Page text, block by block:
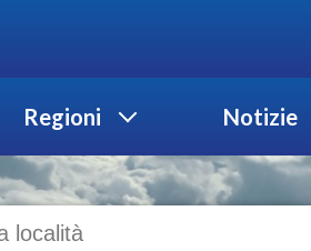
Regioni Notizie